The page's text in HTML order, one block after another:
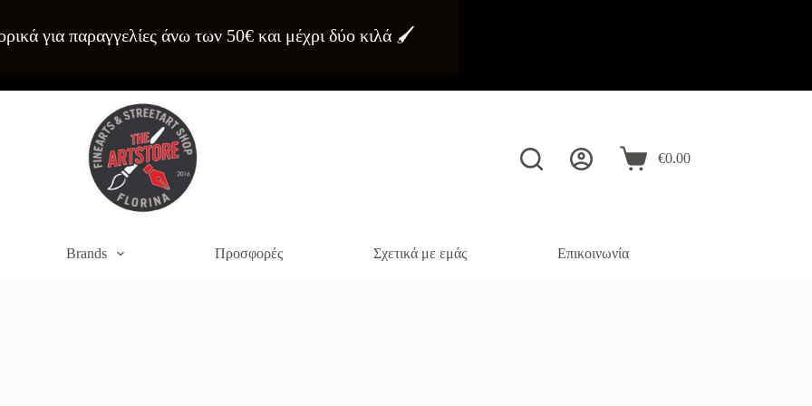
για παραγγελίες άνω των 50€ και μέχρι δύο κιλά 🖌️
Καλάθι€0.00
Brands Προσφορές Σχετικά με εμάς Επικοινωνία